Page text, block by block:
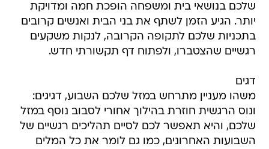
שלכם בנושאי בית ומשפחה הופכת חמה ומדויקת
יותר. הגיע הזמן לשתף את בני הבית ואנשים קרובים
בתכניות שלכם לתקופה הקרובה, לנקות משקעים
רגשיים שהצטברו, ולפתוח דף תקשורתי חדש.
דגים
משהו מעניין מתרחש במזל שלכם השבוע, דגיגים:
ונוס הרגשית חוזרת בהילוך אחורי לסבוב נוסף במזל
שלכם, והיא תאפשר לכם לסיים תהליכים רגשיים של
השבועות האחרונים, כמו גם לומר את כל המלים